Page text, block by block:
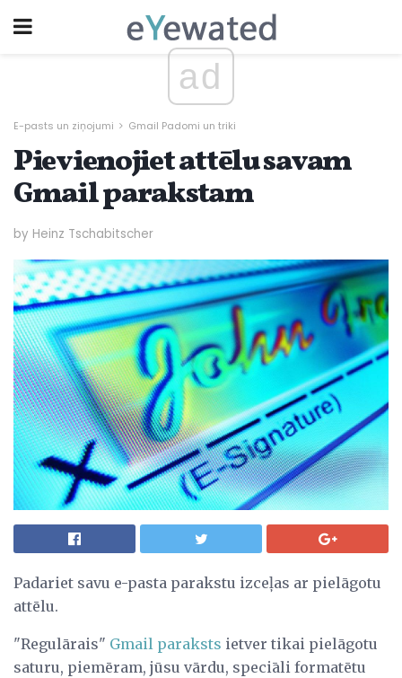
ad
E-pasts un ziņojumi Gmail Padomi un triki
Pievienojiet attēlu savam
Gmail parakstam
by Heinz Tschabitscher
Padariet savu e-pasta parakstu izceļas ar pielāgotu
attēlu.
"Regulārais" Gmail paraksts ietver tikai pielāgotu
saturu, piemēram, jūsu vārdu, speciāli formatētu